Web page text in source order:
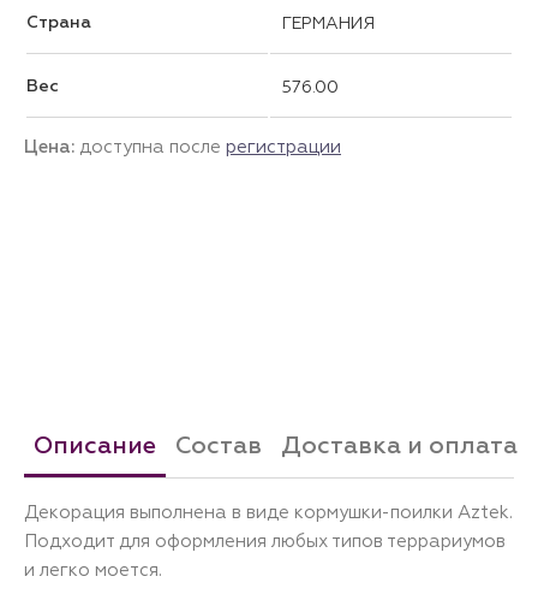
Страна ГЕРМАНИЯ
Вес 576.00
Цена: доступна после регистрации
Описание Состав Доставка и оплата
Декорация выполнена в виде кормушки-поилки Aztek.
Подходит для оформления любых типов террариумов
и легко моется.